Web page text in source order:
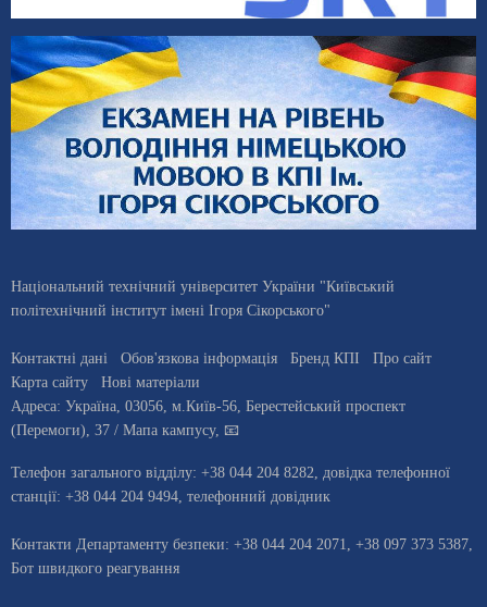
Національний технічний університет України "Київський
політехнічний інститут імені Ігоря Сікорського"
Контактні дані Обов'язкова інформація Бренд КПІ
Про сайт
Карта сайту
Нові матеріали
Адреса: Україна, 03056, м.Київ-56, Берестейський проспект
(Перемоги), 37 / Мапа кампусу, 📧
Телефон загального відділу: +38 044 204 8282, довiдка телефонної
станцiї: +38 044 204 9494, телефонний довідник
Контакти Департаменту безпеки: +38 044 204 2071, +38 097 373 5387,
Бот швидкого реагування